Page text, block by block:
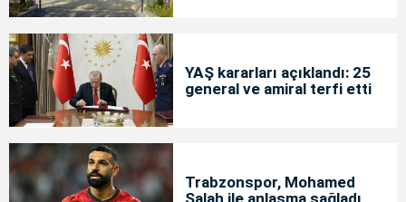
YAŞ kararları açıklandı: 25
general ve amiral terfi etti
Trabzonspor, Mohamed
Salah ile anlaşma sağladı